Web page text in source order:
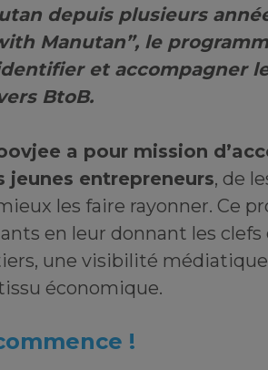
depuis plusieurs
Manutan”, le
et accompagner
BtoB.
a pour mission
jeunes entrepreneurs, de
les faire rayonner. Ce
en leur donnant les clefs
une visibilité
économique.
!